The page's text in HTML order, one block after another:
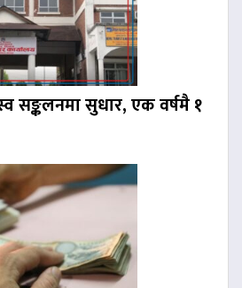
सङ्कलनमा सुधार, एक वर्षमै १